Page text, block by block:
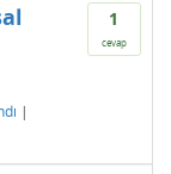
1
cevap
|